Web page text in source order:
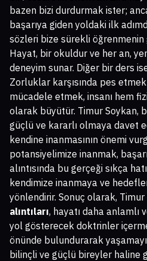
bazen bizi durdurmak ister;
başarıya giden yoldaki ilk
sözleri bize sürekli
Hayat, bir okuldur ve her an,
deneyim sunar. Diğer bir ders
Zorluklar karşısında pes
mücadele etmek, insanı hem
olarak büyütür. Timur Soykan,
güçlü ve kararlı olmaya davet
kendine inanmasının önemi
potansiyelimize inanmak,
alıntısında bu gerçeği sıkça
kendimize inanmaya ve
yönlendirir. Sonuç olarak, Timur
alıntıları, hayatı daha anlamlı
yol gösterecek doktrinler
önünde bulundurarak
bilinçli ve güçlü bireyler haline